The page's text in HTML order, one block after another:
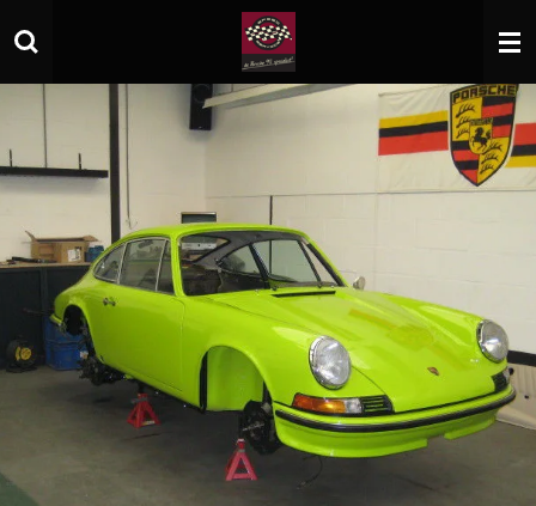
Zum
Hauptinhalt
springen